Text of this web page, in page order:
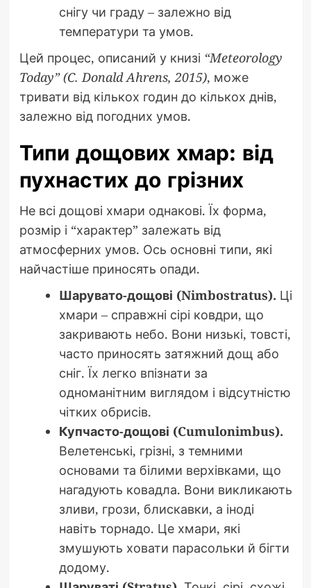
снігу чи граду – залежно від
температури та умов.
Цей процес, описаний у книзі “Meteorology
Today” (C. Donald Ahrens, 2015), може
тривати від кількох годин до кількох днів,
залежно від погодних умов.
Типи дощових хмар: від
пухнастих до грізних
Не всі дощові хмари однакові. Їх форма,
розмір і “характер” залежать від
атмосферних умов. Ось основні типи, які
найчастіше приносять опади.
Шарувато-дощові (Nimbostratus). Ці
хмари – справжні сірі ковдри, що
закривають небо. Вони низькі, товсті,
часто приносять затяжний дощ або
сніг. Їх легко впізнати за
одноманітним виглядом і відсутністю
чітких обрисів.
Купчасто-дощові (Cumulonimbus).
Велетенські, грізні, з темними
основами та білими верхівками, що
нагадують ковадла. Вони викликають
зливи, грози, блискавки, а іноді
навіть торнадо. Це хмари, які
змушують ховати парасольки й бігти
додому.